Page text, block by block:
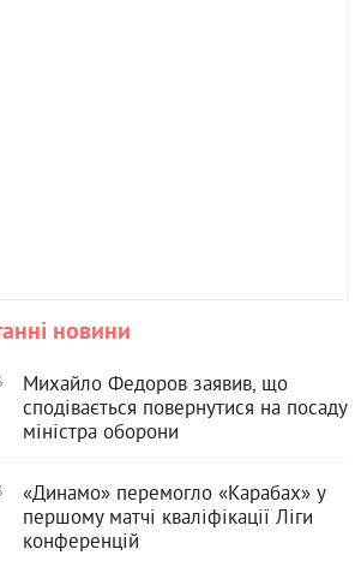
новини
Михайло Федоров заявив, що
сподівається повернутися на посаду
міністра оборони
«Динамо» перемогло «Карабах» у
першому матчі кваліфікації Ліги
конференцій